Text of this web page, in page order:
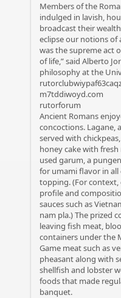
Members of the
indulged in lavish,
broadcast their
eclipse our notions of
was the supreme act
of life,” said Alberto
philosophy at the
m7tddiwoyd.com
rutorforum
Ancient Romans
concoctions. Lagane,
served with
honey cake with fresh
used garum, a
for umami flavor in all
topping. (For context,
profile and
sauces such as
nam pla.) The prized
leaving fish meat,
containers under the
Game meat such as
pheasant along with
shellfish and lobster
foods that made
banquet.